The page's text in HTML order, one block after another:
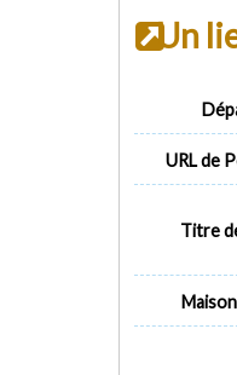
Un
URL de
Titre